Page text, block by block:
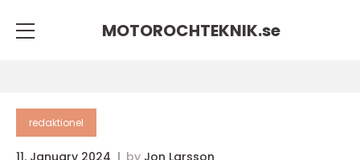
MOTOROCHTEKNIK.se
redaktionel
11. January 2024 by Jon Larsson